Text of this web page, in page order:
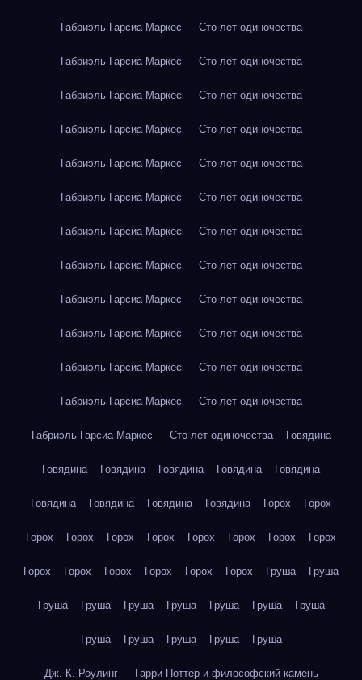
Габриэль Гарсиа Маркес — Сто лет одиночества
Габриэль Гарсиа Маркес — Сто лет одиночества
Габриэль Гарсиа Маркес — Сто лет одиночества
Габриэль Гарсиа Маркес — Сто лет одиночества
Габриэль Гарсиа Маркес — Сто лет одиночества
Габриэль Гарсиа Маркес — Сто лет одиночества
Габриэль Гарсиа Маркес — Сто лет одиночества
Габриэль Гарсиа Маркес — Сто лет одиночества
Габриэль Гарсиа Маркес — Сто лет одиночества
Габриэль Гарсиа Маркес — Сто лет одиночества
Габриэль Гарсиа Маркес — Сто лет одиночества
Габриэль Гарсиа Маркес — Сто лет одиночества
Габриэль Гарсиа Маркес — Сто лет одиночества Говядина
Говядина Говядина Говядина Говядина Говядина
Говядина Говядина Говядина Говядина Горох Горох
Горох Горох Горох Горох Горох Горох Горох Горох
Горох Горох Горох Горох Горох Горох Груша Груша
Груша Груша Груша Груша Груша Груша Груша
Груша Груша Груша Груша Груша
Дж. К. Роулинг — Гарри Поттер и философский камень